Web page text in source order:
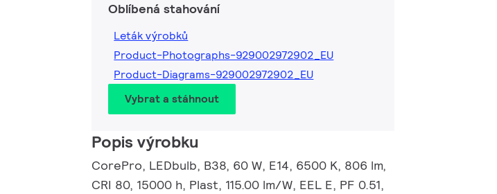
Oblíbená stahování
Leták výrobků
Product-Photographs-929002972902_EU
Product-Diagrams-929002972902_EU
Vybrat a stáhnout
Popis výrobku
CorePro, LEDbulb, B38, 60 W, E14, 6500 K, 806 lm,
CRI 80, 15000 h, Plast, 115.00 lm/W, EEL E, PF 0.51,